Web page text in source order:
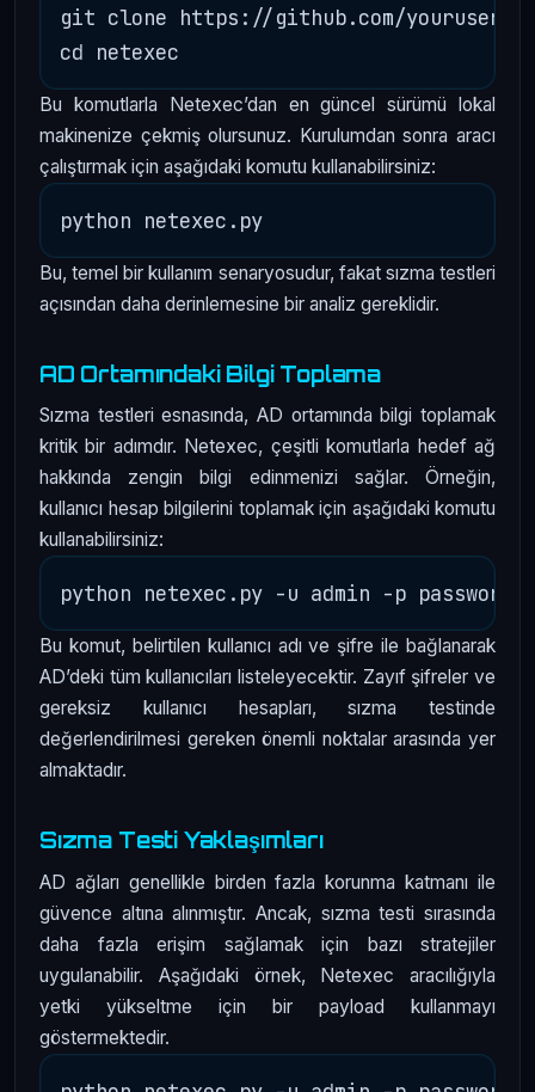
git clone https://github.com/
Bu komutlarla Netexec’dan en güncel sürümü lokal
makinenize çekmiş olursunuz. Kurulumdan sonra aracı
çalıştırmak için aşağıdaki komutu kullanabilirsiniz:
Bu, temel bir kullanım senaryosudur, fakat sızma testleri
açısından daha derinlemesine bir analiz gereklidir.
AD Ortamındaki Bilgi Toplama
Sızma testleri esnasında, AD ortamında bilgi toplamak
kritik bir adımdır. Netexec, çeşitli komutlarla hedef ağ
hakkında zengin bilgi edinmenizi sağlar. Örneğin,
kullanıcı hesap bilgilerini toplamak için aşağıdaki komutu
kullanabilirsiniz:
Bu komut, belirtilen kullanıcı adı ve şifre ile bağlanarak
AD’deki tüm kullanıcıları listeleyecektir. Zayıf şifreler ve
gereksiz kullanıcı hesapları, sızma testinde
değerlendirilmesi gereken önemli noktalar arasında yer
almaktadır.
Sızma Testi Yaklaşımları
AD ağları genellikle birden fazla korunma katmanı ile
güvence altına alınmıştır. Ancak, sızma testi sırasında
daha fazla erişim sağlamak için bazı stratejiler
uygulanabilir. Aşağıdaki örnek, Netexec aracılığıyla
yetki yükseltme için bir payload kullanmayı
göstermektedir.